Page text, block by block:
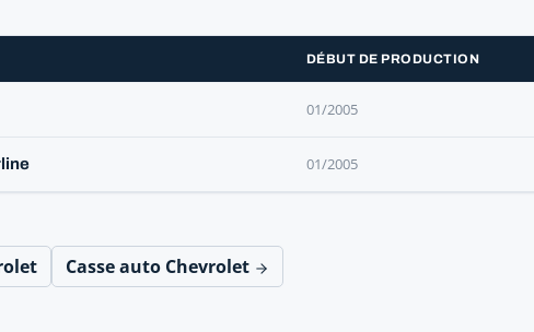
DÉBUT DE PRODUCTION
01/2005
01/2005
Casse auto Chevrolet